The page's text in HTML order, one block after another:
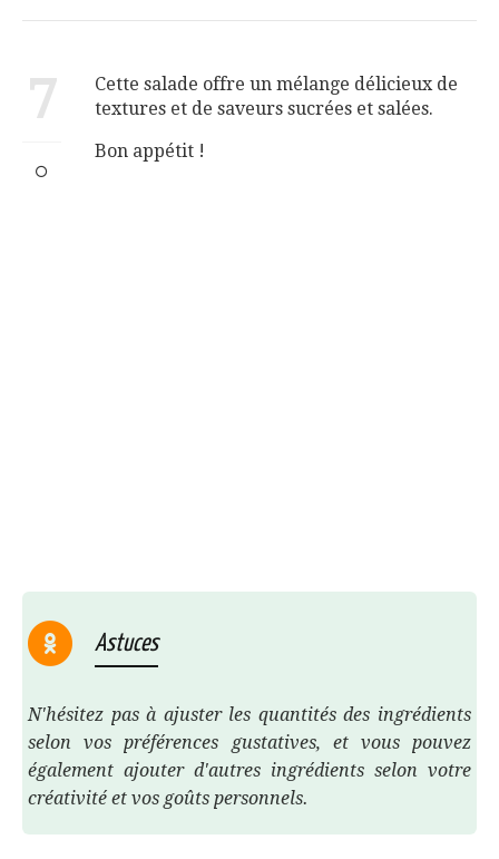
7
Cette salade offre un mélange délicieux de
textures et de saveurs sucrées et salées.
Bon appétit !
Astuces
N'hésitez pas à ajuster les quantités des ingrédients
selon vos préférences gustatives, et vous pouvez
également ajouter d'autres ingrédients selon votre
créativité et vos goûts personnels.